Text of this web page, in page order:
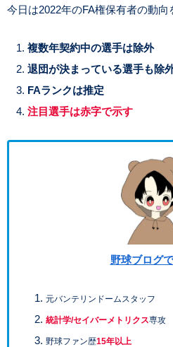
今日は2022年のFA権保有者の動向
複数年契約中の選手は除外
退団が決まっている選手も除
FAランクは推定
注目選手は赤字で示す
野球ブログ
元バンテリンドームスタッフ
統計学/セイバーメトリクス専攻
野球ファン歴15年以上